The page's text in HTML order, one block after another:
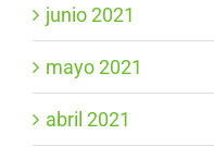
junio 2021
mayo 2021
abril 2021